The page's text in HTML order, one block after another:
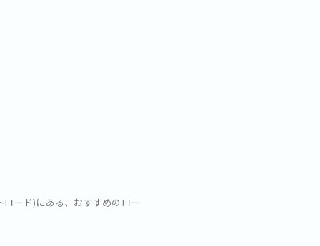
ード)にある、おすすめのロー